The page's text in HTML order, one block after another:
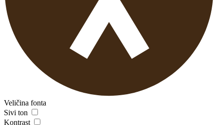
Veličina fonta
Sivi ton
Kontrast